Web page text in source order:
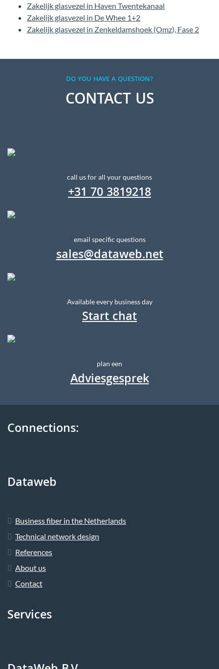
Zakelijk glasvezel in Haven Twentekanaal
Zakelijk glasvezel in De Whee 1+2
Zakelijk glasvezel in Zenkeldamshoek (Omz), Fase 2
DO YOU HAVE A QUESTION?
CONTACT US
call us for all your questions
+31 70 3819218
email specific questions
sales@dataweb.net
Available every business day
Start chat
plan een
Adviesgesprek
Connections:
Dataweb
Business fiber in the Netherlands
Technical network design
References
About us
Contact
Services